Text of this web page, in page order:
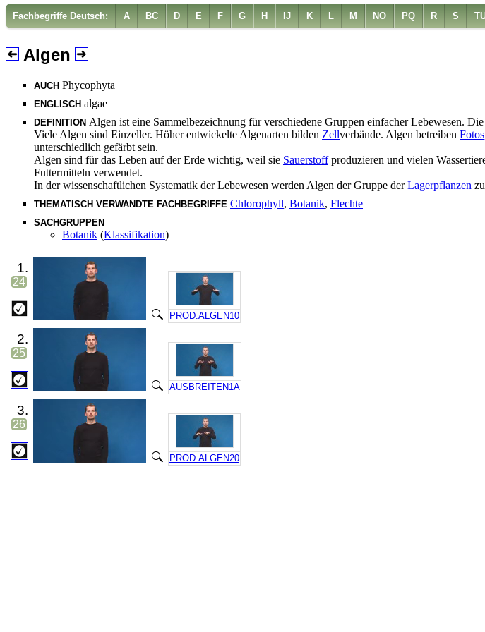
Fachbegriffe Deutsch: A BC D E F G H IJ K L M NO PQ R S
Algen
AUCH Phycophyta
ENGLISCH algae
DEFINITION Algen ist eine Sammelbezeichnung für verschiedene Gruppen einfacher Lebewesen.
Viele Algen sind Einzeller. Höher entwickelte Algenarten bilden Zellverbände. Algen betreiben
unterschiedlich gefärbt sein.
Algen sind für das Leben auf der Erde wichtig, weil sie Sauerstoffproduzieren und vielen
Futtermitteln verwendet.
In der wissenschaftlichen Systematik der Lebewesen werden Algen der Gruppe derLagerpflanzen
THEMATISCH VERWANDTE FACHBEGRIFFE Chlorophyll, Botanik, Flechte
SACHGRUPPEN
Botanik (Klassifikation)
1.
24
PROD.ALGEN10
2.
25
AUSBREITEN1A
3.
26
PROD.ALGEN20